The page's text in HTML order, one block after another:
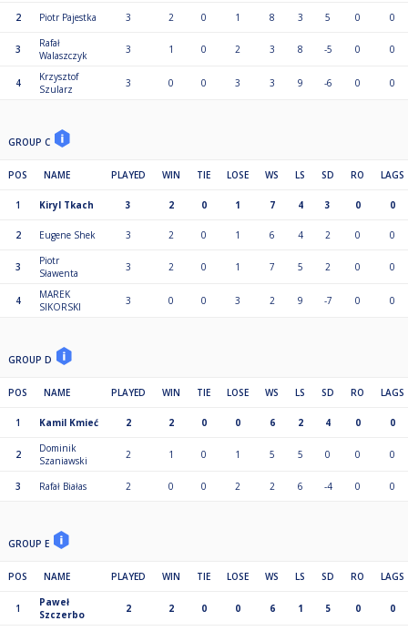
2 Piotr Pajestka 3 2 0 1 8 3 5 0 0
3
Rafał
Walaszczyk
3 1 0 2 3 8 -5 0 0
4
Krzysztof
Szularz
3 0 0 3 3 9 -6 0 0
GROUP C
POS NAME PLAYED WIN TIE LOSE WS LS SD RO LAGS
1 Kiryl Tkach 3 2 0 1 7 4 3 0 0
2 Eugene Shek 3 2 0 1 6 4 2 0 0
3
Piotr
Sławenta
3 2 0 1 7 5 2 0 0
4
MAREK
SIKORSKI
3 0 0 3 2 9 -7 0 0
GROUP D
POS NAME PLAYED WIN TIE LOSE WS LS SD RO LAGS
1 Kamil Kmieć 2 2 0 0 6 2 4 0 0
2
Dominik
Szaniawski
2 1 0 1 5 5 0 0 0
3 Rafał Białas 2 0 0 2 2 6 -4 0 0
GROUP E
POS NAME PLAYED WIN TIE LOSE WS LS SD RO LAGS
1
Paweł
Szczerbo
2 2 0 0 6 1 5 0 0